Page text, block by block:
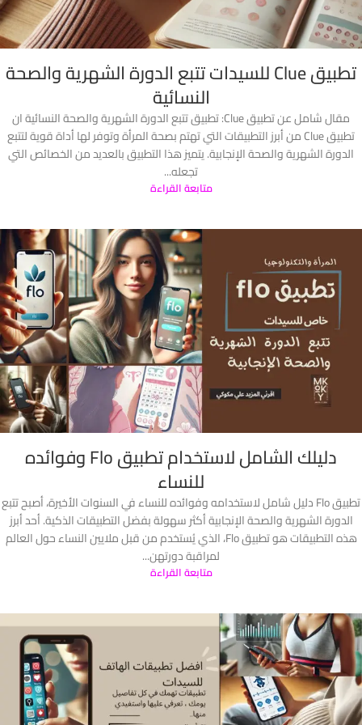
تطبيق Clue للسيدات تتبع الدورة الشهرية والصحة
النسائية
مقال شامل عن تطبيق Clue: تطبيق تتبع الدورة الشهرية والصحة النسائية ان
تطبيق Clue من أبرز التطبيقات التي تهتم بصحة المرأة وتوفر لها أداة قوية لتتبع
الدورة الشهرية والصحة الإنجابية. يتميز هذا التطبيق بالعديد من الخصائص التي
تجعله...
متابعة القراءة
دليلك الشامل لاستخدام تطبيق Flo وفوائده
للنساء
تطبيق Flo دليل شامل لاستخدامه وفوائده للنساء في السنوات الأخيرة، أصبح تتبع
الدورة الشهرية والصحة الإنجابية أكثر سهولة بفضل التطبيقات الذكية. أحد أبرز
هذه التطبيقات هو تطبيق Flo، الذي يُستخدم من قبل ملايين النساء حول العالم
لمراقبة دورتهن...
متابعة القراءة